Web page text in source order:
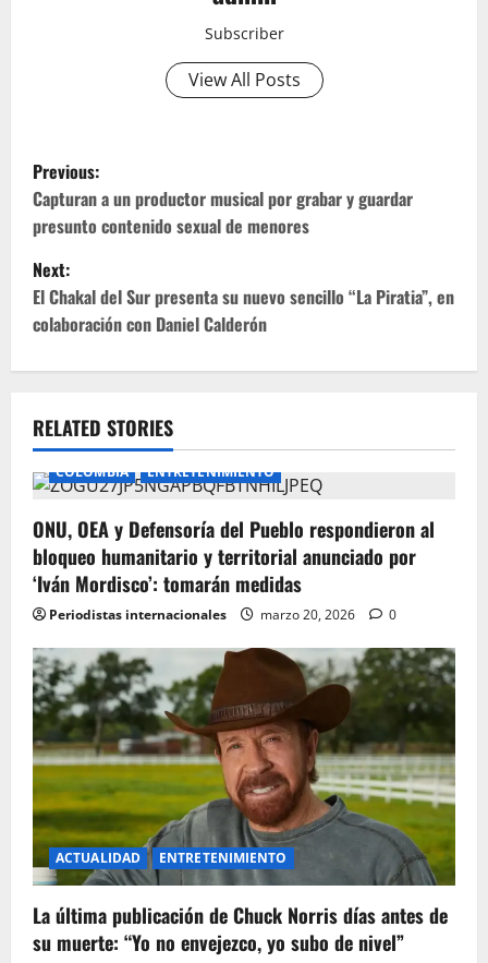
Subscriber
View All Posts
P
o
s
t
n
v
i
g
a
t
i
o
n
Previous:
Capturan a un productor musical por grabar y guardar
presunto contenido sexual de menores
Next:
El Chakal del Sur presenta su nuevo sencillo “La Piratia”, en
colaboración con Daniel Calderón
RELATED STORIES
COLOMBIA ENTRETENIMIENTO
ONU, OEA y Defensoría del Pueblo respondieron al
bloqueo humanitario y territorial anunciado por
‘Iván Mordisco’: tomarán medidas
Periodistas internacionales marzo 20, 2026 0
ACTUALIDAD ENTRETENIMIENTO
La última publicación de Chuck Norris días antes de
su muerte: “Yo no envejezco, yo subo de nivel”